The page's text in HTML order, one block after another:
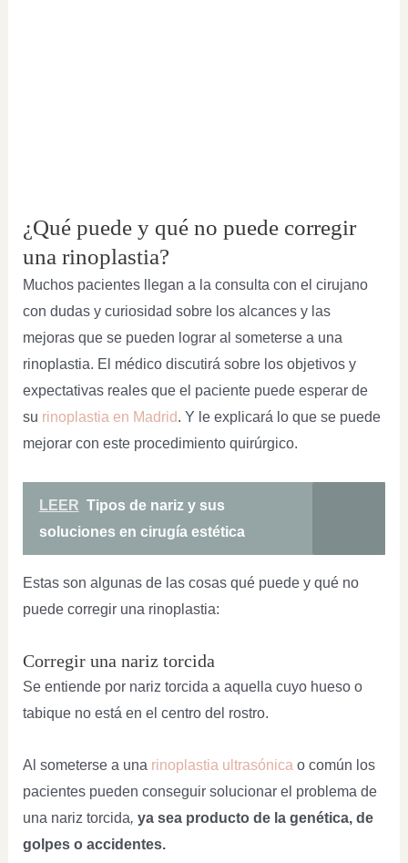
¿Qué puede y qué no puede corregir
una rinoplastia?
Muchos pacientes llegan a la consulta con el cirujano
con dudas y curiosidad sobre los alcances y las
mejoras que se pueden lograr al someterse a una
rinoplastia. El médico discutirá sobre los objetivos y
expectativas reales que el paciente puede esperar de
su rinoplastia en Madrid. Y le explicará lo que se puede
mejorar con este procedimiento quirúrgico.
LEER Tipos de nariz y sus
soluciones en cirugía estética
Estas son algunas de las cosas qué puede y qué no
puede corregir una rinoplastia:
Corregir una nariz torcida
Se entiende por nariz torcida a aquella cuyo hueso o
tabique no está en el centro del rostro.
Al someterse a una rinoplastia ultrasónica o común los
pacientes pueden conseguir solucionar el problema de
una nariz torcida, ya sea producto de la genética, de
golpes o accidentes.